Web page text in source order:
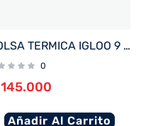
BOLSA TERMICA IGLOO 9 LATAS VERTICAL LUNCH RETRO LILA 63082
0
145.000
Añadir Al Carrito